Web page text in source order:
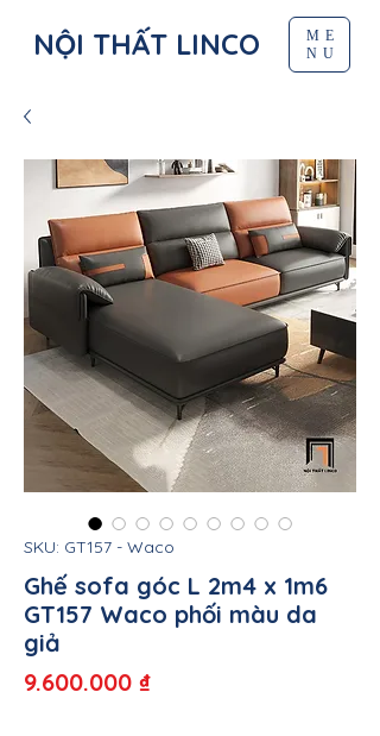
NỘI THẤT LINCO
ME
NU
SKU: GT157 - Waco
Ghế sofa góc L 2m4 x 1m6
GT157 Waco phối màu da
giả
9.600.000 ₫Giá